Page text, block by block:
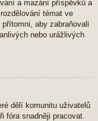
a mazání příspěvků a
témat ve
aby zabraňovali
nebo urážlivých
dělí komunitu uživatelů
fóra snadněji pracovat.